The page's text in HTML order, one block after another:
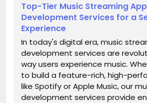
Top-Tier Music Streaming App
Development Services for a
Experience
In today's digital era, music
development services are
way users experience music.
to build a feature-rich, high-
like Spotify or Apple Music, our
development services provide